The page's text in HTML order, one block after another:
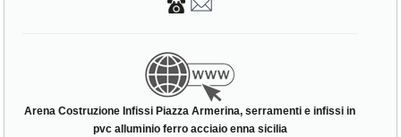
Arena Costruzione Infissi Piazza Armerina, serramenti e infissi in
pvc alluminio ferro acciaio enna sicilia